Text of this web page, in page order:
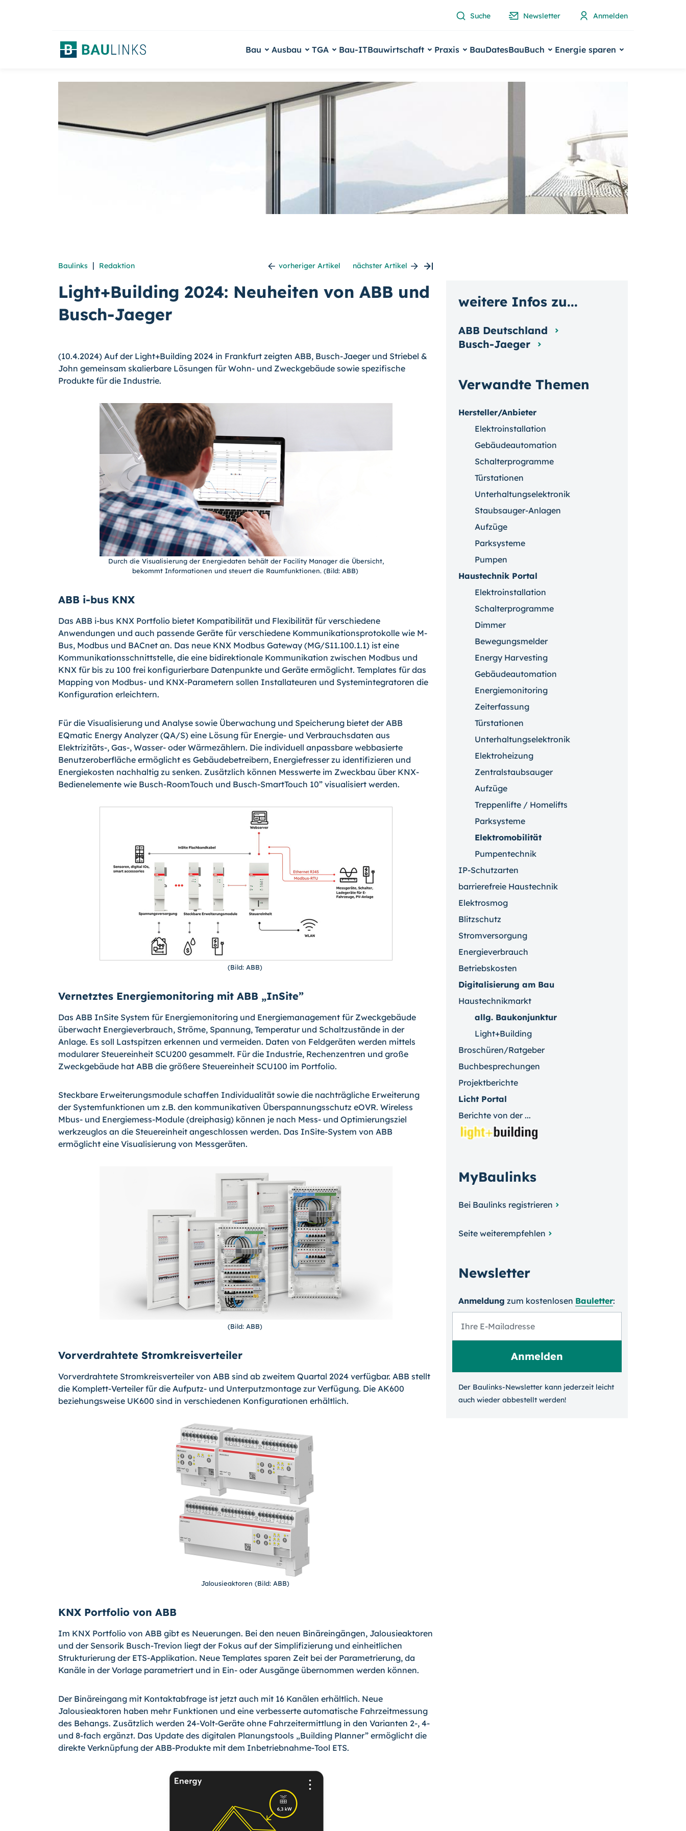
Suche Newsletter Anmelden
Bau Ausbau TGA Bau-ITBauwirtschaft Praxis BauDatesBauBuch Energie sparen
Baulinks | Redaktion vorheriger Artikel nächster Artikel
Light+Building 2024: Neuheiten von ABB und
Busch-Jaeger
(10.4.2024) Auf der Light+Building 2024 in Frankfurt zeigten ABB, Busch-Jaeger und Striebel &
John gemeinsam skalierbare Lösungen für Wohn- und Zweckgebäude sowie spezifische
Produkte für die Industrie.
Durch die Visualisierung der Energiedaten behält der Facility Manager die Übersicht,
bekommt Informationen und steuert die Raumfunktionen. (Bild: ABB)
ABB i-bus KNX
Das ABB i-bus KNX Portfolio bietet Kompatibilität und Flexibilität für verschiedene
Anwendungen und auch passende Geräte für verschiedene Kommunikationsprotokolle wie M-
Bus, Modbus und BACnet an. Das neue KNX Modbus Gateway (MG/S11.100.1.1) ist eine
Kommunikationsschnittstelle, die eine bidirektionale Kommunikation zwischen Modbus und
KNX für bis zu 100 frei konfigurierbare Datenpunkte und Geräte ermöglicht. Templates für das
Mapping von Modbus- und KNX-Parametern sollen Installateuren und Systemintegratoren die
Konfiguration erleichtern.
Für die Visualisierung und Analyse sowie Überwachung und Speicherung bietet der ABB
EQmatic Energy Analyzer (QA/S) eine Lösung für Energie- und Verbrauchsdaten aus
Elektrizitäts-, Gas-, Wasser- oder Wärmezählern. Die individuell anpassbare webbasierte
Benutzeroberfläche ermöglicht es Gebäudebetreibern, Energiefresser zu identifizieren und
Energiekosten nachhaltig zu senken. Zusätzlich können Messwerte im Zweckbau über KNX-
Bedienelemente wie Busch-RoomTouch und Busch-SmartTouch 10” visualisiert werden.
(Bild: ABB)
Vernetztes Energiemonitoring mit ABB „InSite”
Das ABB InSite System für Energiemonitoring und Energiemanagement für Zweckgebäude
überwacht Energieverbrauch, Ströme, Spannung, Temperatur und Schaltzustände in der
Anlage. Es soll Lastspitzen erkennen und vermeiden. Daten von Feldgeräten werden mittels
modularer Steuereinheit SCU200 gesammelt. Für die Industrie, Rechenzentren und große
Zweckgebäude hat ABB die größere Steuereinheit SCU100 im Portfolio.
Steckbare Erweiterungsmodule schaffen Individualität sowie die nachträgliche Erweiterung
der Systemfunktionen um z.B. den kommunikativen Überspannungsschutz eOVR. Wireless
Mbus- und Energiemess-Module (dreiphasig) können je nach Mess- und Optimierungsziel
werkzeuglos an die Steuereinheit angeschlossen werden. Das InSite-System von ABB
ermöglicht eine Visualisierung von Messgeräten.
(Bild: ABB)
Vorverdrahtete Stromkreisverteiler
Vorverdrahtete Stromkreisverteiler von ABB sind ab zweitem Quartal 2024 verfügbar. ABB stellt
die Komplett-Verteiler für die Aufputz- und Unterputzmontage zur Verfügung. Die AK600
beziehungsweise UK600 sind in verschiedenen Konfigurationen erhältlich.
Jalousieaktoren (Bild: ABB)
KNX Portfolio von ABB
Im KNX Portfolio von ABB gibt es Neuerungen. Bei den neuen Binäreingängen, Jalousieaktoren
und der Sensorik Busch-Trevion liegt der Fokus auf der Simplifizierung und einheitlichen
Strukturierung der ETS-Applikation. Neue Templates sparen Zeit bei der Parametrierung, da
Kanäle in der Vorlage parametriert und in Ein- oder Ausgänge übernommen werden können.
Der Binäreingang mit Kontaktabfrage ist jetzt auch mit 16 Kanälen erhältlich. Neue
Jalousieaktoren haben mehr Funktionen und eine verbesserte automatische Fahrzeitmessung
des Behangs. Zusätzlich werden 24-Volt-Geräte ohne Fahrzeitermittlung in den Varianten 2-, 4-
und 8-fach ergänzt. Das Update des digitalen Planungstools „Building Planner” ermöglicht die
direkte Verknüpfung der ABB-Produkte mit dem Inbetriebnahme-Tool ETS.
Verwandte Themen
Hersteller/Anbieter
Elektroinstallation
Gebäudeautomation
Schalterprogramme
Türstationen
Unterhaltungselektronik
Staubsauger-Anlagen
Aufzüge
Parksysteme
Pumpen
Haustechnik Portal
Elektroinstallation
Schalterprogramme
Dimmer
Bewegungsmelder
Energy Harvesting
Gebäudeautomation
Energiemonitoring
Zeiterfassung
Türstationen
Unterhaltungselektronik
Elektroheizung
Zentralstaubsauger
Aufzüge
Treppenlifte / Homelifts
Parksysteme
Elektromobilität
Pumpentechnik
IP-Schutzarten
barrierefreie Haustechnik
Elektrosmog
Blitzschutz
Stromversorgung
Energieverbrauch
Betriebskosten
Digitalisierung am Bau
Haustechnikmarkt
allg. Baukonjunktur
Light+Building
Broschüren/Ratgeber
Buchbesprechungen
Projektberichte
Licht Portal
Berichte von der ...
MyBaulinks
Bei Baulinks registrieren
Seite weiterempfehlen
Newsletter
Anmeldung zum kosten­losen Bauletter:
Der Baulinks-Newsletter kann jeder­zeit leicht
auch wieder ab­bestellt werden!
weitere Infos zu...
ABB Deutschland
Busch-Jaeger